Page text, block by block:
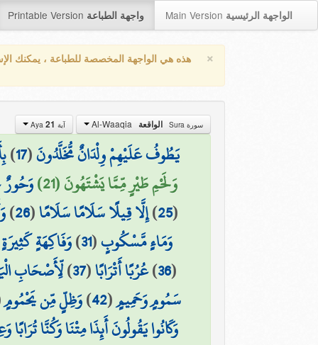
Printable Version واجهة الطباعة Main Version الواجهة الرئيسية
× هذه هي الواجهة المخصصة للطباعة ، يمكنك
سورة Sura الواقعة آية Aya 21
يَطُوفُ عَلَيْهِمْ وِلْدَانٌ مُّخَلَّدُونَ(
17
)
وَلَحْمِ طَيْرٍ مِّمَّا يَشْتَهُونَ (21)
(
25
)إِلَّا قِيلًا سَلَامًا سَلَامًا(
26
)
وَمَاءٍ مَّسْكُوبٍ(
31
)وَفَاكِهَةٍ كَثِيرَةٍ
(
36
)عُرُبًا أَتْرَابًا(
37
)لِّأَصْحَابِ
سَمُومٍ وَحَمِيمٍ(
42
)وَظِلٍّ مِّن يَحْمُومٍ
وَكَانُوا يَقُولُونَ أَئِذَا مِتْنَا وَكُنَّا تُرَابًا